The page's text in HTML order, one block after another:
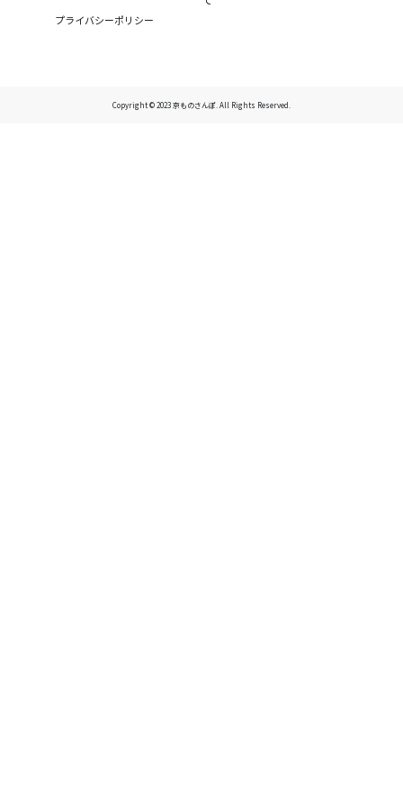
プライバシーポリシー
Copyright © 2023 京ものさんぽ. All Rights Reserved.